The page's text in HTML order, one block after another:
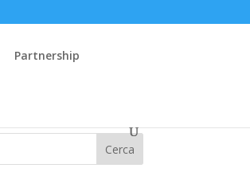
Partnership
Cerca